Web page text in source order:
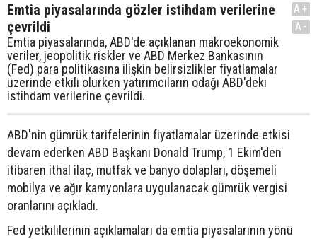
Emtia piyasalarında gözler istihdam verilerine
çevrildi
Emtia piyasalarında, ABD'de açıklanan makroekonomik
veriler, jeopolitik riskler ve ABD Merkez Bankasının
(Fed) para politikasına ilişkin belirsizlikler fiyatlamalar
üzerinde etkili olurken yatırımcıların odağı ABD'deki
istihdam verilerine çevrildi.
A+
A-
ABD'nin gümrük tarifelerinin fiyatlamalar üzerinde etkisi
devam ederken ABD Başkanı Donald Trump, 1 Ekim'den
itibaren ithal ilaç, mutfak ve banyo dolapları, döşemeli
mobilya ve ağır kamyonlara uygulanacak gümrük vergisi
oranlarını açıkladı.
Fed yetkililerinin açıklamaları da emtia piyasalarının yönü